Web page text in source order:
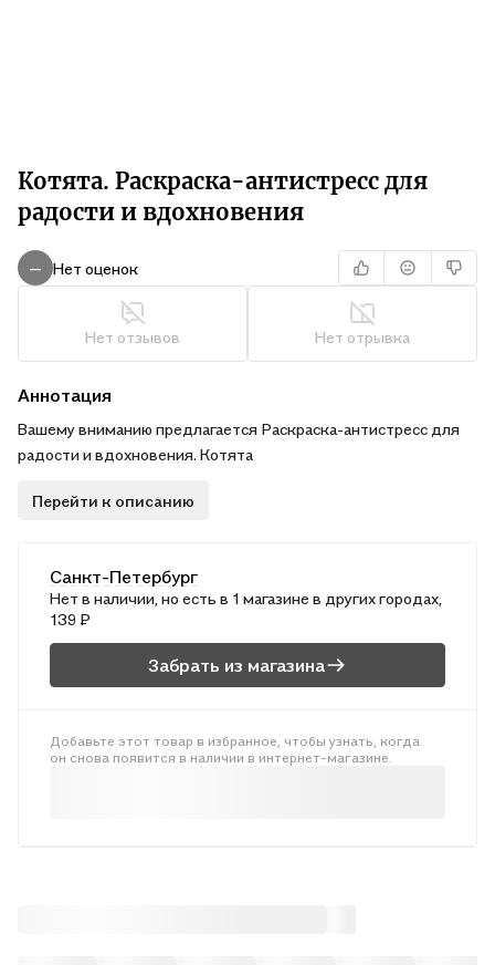
Котята. Раскраска-антистресс для
радости и вдохновения
— Нет оценок
Нет отзывов Нет отрывка
Аннотация
Вашему вниманию предлагается Раскраска-антистресс для
радости и вдохновения. Котята
Перейти к описанию
Санкт-Петербург
Нет в наличии, но есть в 1 магазине в других городах,
139 ₽
Забрать из магазина
Добавьте этот товар в избранное, чтобы узнать, когда
он снова появится в наличии в интернет-магазине.